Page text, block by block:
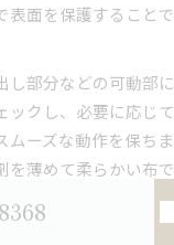
表面を保護すること
し部分などの可動部
クし、必要に応じ
ムーズな動作を保ち
を薄めて柔らかい布
ルや研磨剤は、素材
。